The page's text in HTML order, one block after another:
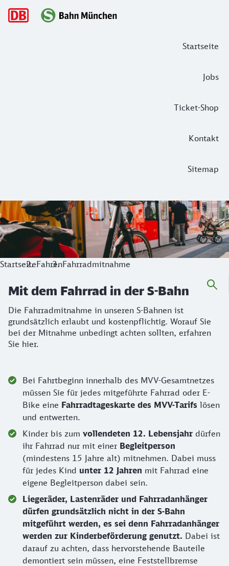
Startseite
Jobs
Ticket-Shop
Kontakt
Sitemap
Hauptnavigation
Mit dem Fahrrad in der S-Bahn
Die Fahrradmitnahme in unseren S-Bahnen ist
StartseiteFahrenFahrradmitnahme
Mit dem Fahrrad in der S-Bahn
Die Fahrradmitnahme in unseren S-Bahnen ist
grundsätzlich erlaubt und kostenpflichtig. Worauf Sie
bei der Mitnahme unbedingt achten sollten, erfahren
Sie hier.
Bei Fahrtbeginn innerhalb des MVV-Gesamtnetzes
müssen Sie für jedes mitgeführte Fahrrad oder E-
Bike eine Fahrradtageskarte des MVV-Tarifs lösen
und entwerten.
Kinder bis zum vollendeten 12. Lebensjahr dürfen
ihr Fahrrad nur mit einer Begleitperson
(mindestens 15 Jahre alt) mitnehmen. Dabei muss
für jedes Kind unter 12 Jahren mit Fahrrad eine
eigene Begleitperson dabei sein.
Liegeräder, Lastenräder und Fahrradanhänger
dürfen grundsätzlich nicht in der S-Bahn
mitgeführt werden, es sei denn Fahrradanhänger
werden zur Kinderbeförderung genutzt. Dabei ist
darauf zu achten, dass hervorstehende Bauteile
demontiert sein müssen, eine Feststellbremse